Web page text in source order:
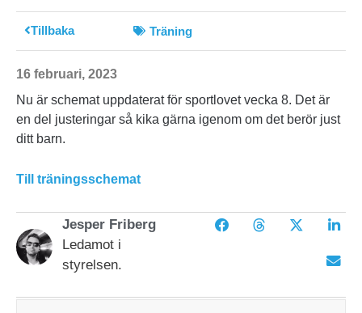
Tillbaka Träning
16 februari, 2023
Nu är schemat uppdaterat för sportlovet vecka 8. Det är
en del justeringar så kika gärna igenom om det berör just
ditt barn.
Till träningsschemat
Jesper Friberg
Ledamot i
styrelsen.